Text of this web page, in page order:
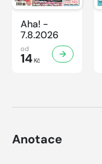
Aha! -
7.8.2026
od
14Kč
Anotace